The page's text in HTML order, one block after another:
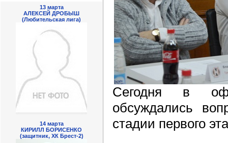
13 марта
АЛЕКСЕЙ ДРОБЫШ
(Любительская лига)
14 марта
КИРИЛЛ БОРИСЕНКО
(защитник, ХК Брест-2)
Сегодня в
обсуждались
стадии первого